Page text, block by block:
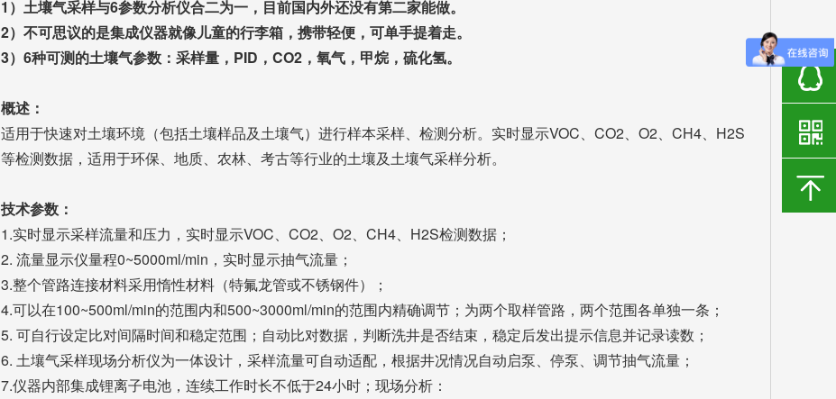
1）土壤气采样与6参数分析仪合二为一，目前国内外还没有第二家能做。
2）不可思议的是集成仪器就像儿童的行李箱，携带轻便，可单手提着走。
3）6种可测的土壤气参数：采样量，PID，CO2，氧气，甲烷，硫化氢。
概述：
适用于快速对土壤环境（包括土壤样品及土壤气）进行样本采样、检测分析。实时显示VOC、CO2、O2、CH4、H2S
等检测数据，适用于环保、地质、农林、考古等行业的土壤及土壤气采样分析。
技术参数：
1.实时显示采样流量和压力，实时显示VOC、CO2、O2、CH4、H2S检测数据；
2. 流量显示仪量程0~5000ml/min，实时显示抽气流量；
3.整个管路连接材料采用惰性材料（特氟龙管或不锈钢件）；
4.可以在100~500ml/min的范围内和500~3000ml/min的范围内精确调节；为两个取样管路，两个范围各单独一条；
5. 可自行设定比对间隔时间和稳定范围；自动比对数据，判断洗井是否结束，稳定后发出提示信息并记录读数；
6. 土壤气采样现场分析仪为一体设计，采样流量可自动适配，根据井况情况自动启泵、停泵、调节抽气流量；
7.仪器内部集成锂离子电池，连续工作时长不低于24小时；现场分析：